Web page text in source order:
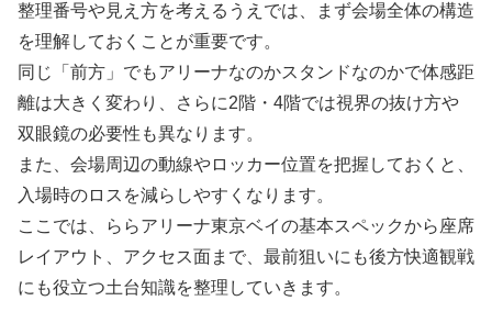
整理番号や見え方を考えるうえでは、まず会場全体の構造
を理解しておくことが重要です。
同じ「前方」でもアリーナなのかスタンドなのかで体感距
離は大きく変わり、さらに2階・4階では視界の抜け方や
双眼鏡の必要性も異なります。
また、会場周辺の動線やロッカー位置を把握しておくと、
入場時のロスを減らしやすくなります。
ここでは、ららアリーナ東京ベイの基本スペックから座席
レイアウト、アクセス面まで、最前狙いにも後方快適観戦
にも役立つ土台知識を整理していきます。